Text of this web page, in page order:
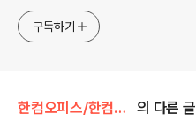
구독하기
한컴오피스/한컴오피스(한글) 의 다른 글